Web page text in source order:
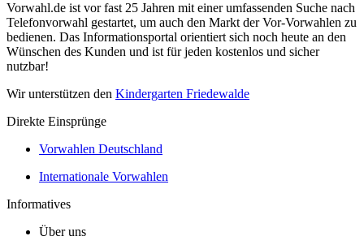
Vorwahl.de ist vor fast 25 Jahren mit einer umfassenden Suche nach
Telefonvorwahl gestartet, um auch den Markt der Vor-Vorwahlen zu
bedienen. Das Informationsportal orientiert sich noch heute an den
Wünschen des Kunden und ist für jeden kostenlos und sicher
nutzbar!
Wir unterstützen den Kindergarten Friedewalde
Direkte Einsprünge
Vorwahlen Deutschland
Internationale Vorwahlen
Informatives
Über uns